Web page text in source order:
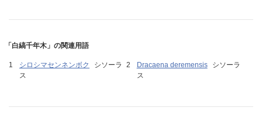
「白縞千年木」の関連用語
シロシマセンネンボク
シソーラ
ス
Dracaena deremensis
シソーラ
ス